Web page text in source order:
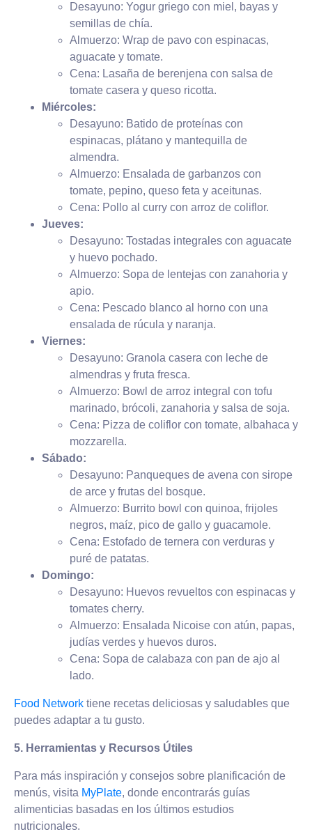
Desayuno: Yogur griego con miel, bayas y
semillas de chía.
Almuerzo: Wrap de pavo con espinacas,
aguacate y tomate.
Cena: Lasaña de berenjena con salsa de
tomate casera y queso ricotta.
Miércoles:
Desayuno: Batido de proteínas con
espinacas, plátano y mantequilla de
almendra.
Almuerzo: Ensalada de garbanzos con
tomate, pepino, queso feta y aceitunas.
Cena: Pollo al curry con arroz de coliflor.
Jueves:
Desayuno: Tostadas integrales con aguacate
y huevo pochado.
Almuerzo: Sopa de lentejas con zanahoria y
apio.
Cena: Pescado blanco al horno con una
ensalada de rúcula y naranja.
Viernes:
Desayuno: Granola casera con leche de
almendras y fruta fresca.
Almuerzo: Bowl de arroz integral con tofu
marinado, brócoli, zanahoria y salsa de soja.
Cena: Pizza de coliflor con tomate, albahaca y
mozzarella.
Sábado:
Desayuno: Panqueques de avena con sirope
de arce y frutas del bosque.
Almuerzo: Burrito bowl con quinoa, frijoles
negros, maíz, pico de gallo y guacamole.
Cena: Estofado de ternera con verduras y
puré de patatas.
Domingo:
Desayuno: Huevos revueltos con espinacas y
tomates cherry.
Almuerzo: Ensalada Nicoise con atún, papas,
judías verdes y huevos duros.
Cena: Sopa de calabaza con pan de ajo al
lado.
Food Network tiene recetas deliciosas y saludables que
puedes adaptar a tu gusto.
5. Herramientas y Recursos Útiles
Para más inspiración y consejos sobre planificación de
menús, visita MyPlate, donde encontrarás guías
alimenticias basadas en los últimos estudios
nutricionales.